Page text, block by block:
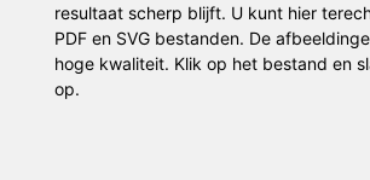
resultaat scherp blijft. U kunt hier
PDF en SVG bestanden. De
hoge kwaliteit. Klik op het bestand en
op.